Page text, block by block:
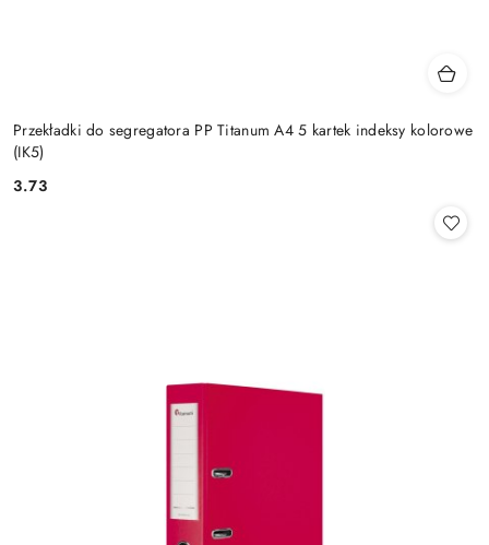
Przekładki do segregatora PP Titanum A4 5 kartek indeksy kolorowe
(IK5)
Cena:
3.73